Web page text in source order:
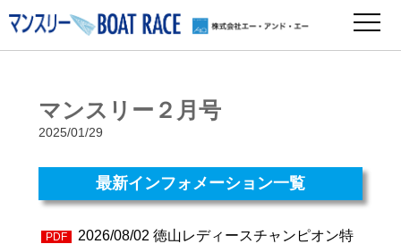
マンスリー２月号
2025/01/29
最新インフォメーション一覧
PDF 2026/08/02 徳山レディースチャンピオン特